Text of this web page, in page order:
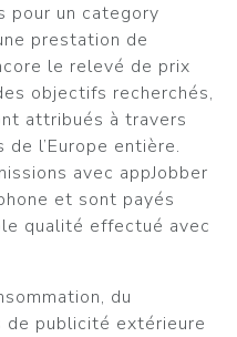
pour un category
prestation de
le relevé de prix
objectifs recherchés,
attribués à travers
l’Europe entière.
avec appJobber
et sont payés
qualité effectué avec
du
de publicité extérieure